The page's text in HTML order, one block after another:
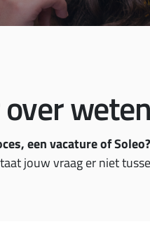
een vacature of Soleo?
jouw vraag er niet